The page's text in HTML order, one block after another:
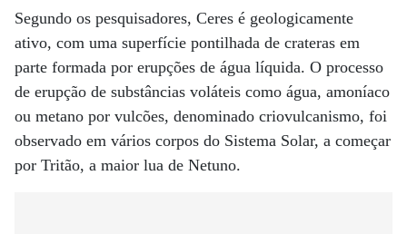
Segundo os pesquisadores, Ceres é geologicamente
ativo, com uma superfície pontilhada de crateras em
parte formada por erupções de água líquida. O processo
de erupção de substâncias voláteis como água, amoníaco
ou metano por vulcões, denominado criovulcanismo, foi
observado em vários corpos do Sistema Solar, a começar
por Tritão, a maior lua de Netuno.